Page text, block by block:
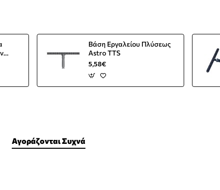
Βάση Εργαλείου Πλύσεως
Astro TTS
5,58€
Αγοράζονται Συχνά